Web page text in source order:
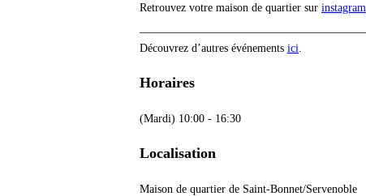
Retrouvez votre maison de quartier sur instagram
Découvrez d’autres événements ici
Horaires
(Mardi) 10:00 - 16:30
Localisation
Maison de quartier de Saint-Bonnet/Servenoble